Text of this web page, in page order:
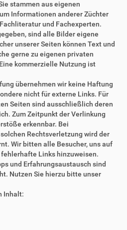
stammen aus eigenen
Informationen anderer Züchter
und Fachexperten.
sind alle Bilder eigene
unserer Seiten können Text und
gerne zu eigenen privaten
kommerzielle Nutzung ist
übernehmen wir keine Haftung
nicht für externe Links. Für
Seiten sind ausschließlich deren
Zum Zeitpunkt der Verlinkung
erkennbar. Bei
Rechtsverletzung wird der
Wir bitten alle Besucher, uns auf
Links hinzuweisen.
und Erfahrungsaustausch sind
Nutzen Sie hierzu bitte unser
Inhalt: